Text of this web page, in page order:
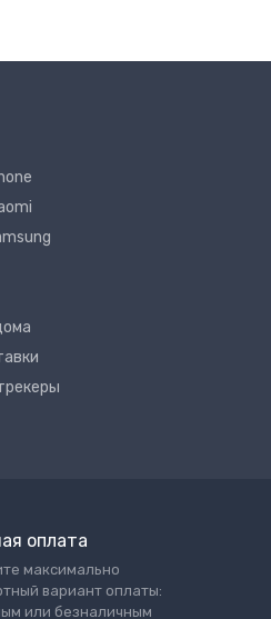
оплата
максимально
вариант оплаты:
или безналичным